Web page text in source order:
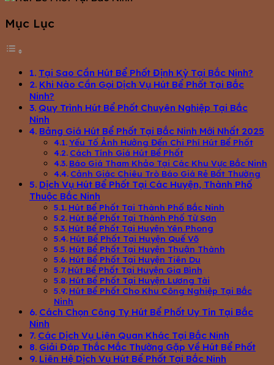
Mục Lục
Tại Sao Cần Hút Bể Phốt Định Kỳ Tại Bắc Ninh?
Khi Nào Cần Gọi Dịch Vụ Hút Bể Phốt Tại Bắc
Ninh?
Quy Trình Hút Bể Phốt Chuyên Nghiệp Tại Bắc
Ninh
Bảng Giá Hút Bể Phốt Tại Bắc Ninh Mới Nhất 2025
Yếu Tố Ảnh Hưởng Đến Chi Phí Hút Bể Phốt
Cách Tính Giá Hút Bể Phốt
Báo Giá Tham Khảo Tại Các Khu Vực Bắc Ninh
Cảnh Giác Chiêu Trò Báo Giá Rẻ Bất Thường
Dịch Vụ Hút Bể Phốt Tại Các Huyện, Thành Phố
Thuộc Bắc Ninh
Hút Bể Phốt Tại Thành Phố Bắc Ninh
Hút Bể Phốt Tại Thành Phố Từ Sơn
Hút Bể Phốt Tại Huyện Yên Phong
Hút Bể Phốt Tại Huyện Quế Võ
Hút Bể Phốt Tại Huyện Thuận Thành
Hút Bể Phốt Tại Huyện Tiên Du
Hút Bể Phốt Tại Huyện Gia Bình
Hút Bể Phốt Tại Huyện Lương Tài
Hút Bể Phốt Cho Khu Công Nghiệp Tại Bắc
Ninh
Cách Chọn Công Ty Hút Bể Phốt Uy Tín Tại Bắc
Ninh
Các Dịch Vụ Liên Quan Khác Tại Bắc Ninh
Giải Đáp Thắc Mắc Thường Gặp Về Hút Bể Phốt
Liên Hệ Dịch Vụ Hút Bể Phốt Tại Bắc Ninh